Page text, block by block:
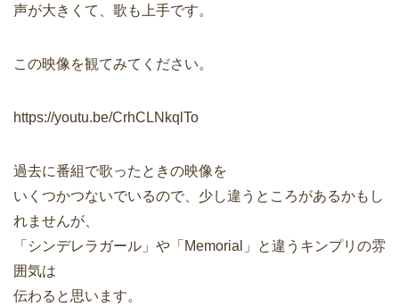
声が大きくて、歌も上手です。
この映像を観てみてください。
https://youtu.be/CrhCLNkqlTo
過去に番組で歌ったときの映像を
いくつかつないでいるので、少し違うところがあるかもし
れませんが、
「シンデレラガール」や「Memorial」と違うキンプリの雰
囲気は
伝わると思います。